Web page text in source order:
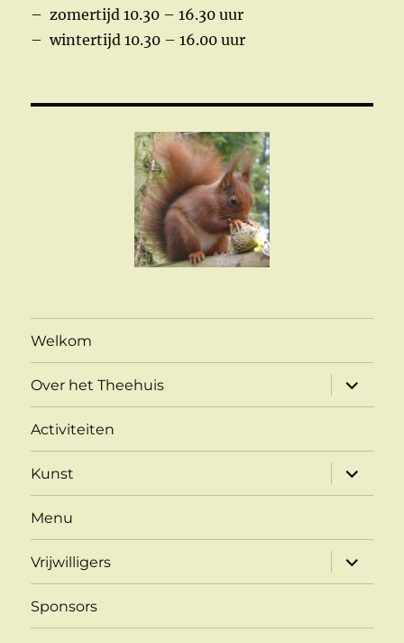
– zomertijd 10.30 – 16.30 uur
– wintertijd 10.30 – 16.00 uur
Welkom
Over het Theehuis
Activiteiten
Kunst
Menu
Vrijwilligers
Sponsors